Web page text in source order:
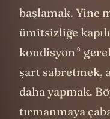
başlamak. Yine
ümitsizliğe
kondisyon 4
şart sabretmek,
daha yapmak.
tırmanmaya